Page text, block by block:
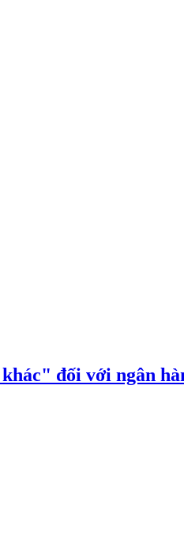
đối với ngân